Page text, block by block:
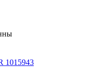
1015943